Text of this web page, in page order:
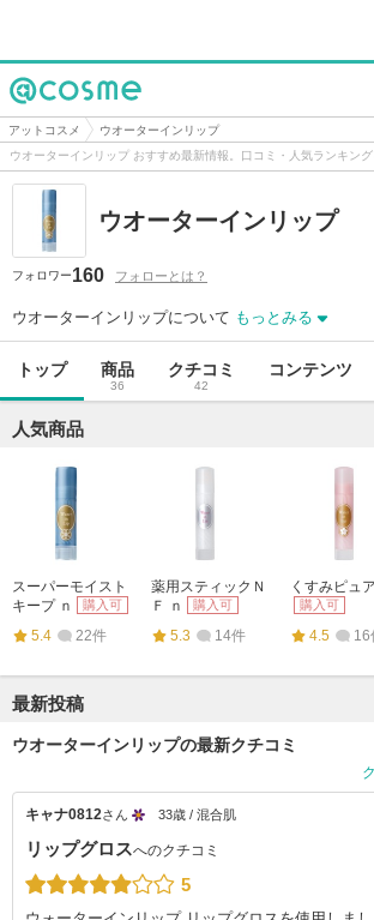
@cosme
アットコスメ
ウオーターインリップ
ウオーターインリップ おすすめ最新情報。口コミ・人気ランキング
ウオーターインリップ
フォロワー160 フォローとは？
ウオーターインリップについて もっとみる
トップ 商品
36
クチコミ
42
コンテンツ
人気商品
スーパーモイスト
キープ ｎ
購入可
5.4 22件
薬用スティックＮ
Ｆ ｎ
購入可
5.3 14件
くすみピュ
購入可
4.5 16
最新投稿
ウオーターインリップの最新クチコミ
キャナ0812さん 33歳 / 混合肌
リップグロスへのクチコミ
5